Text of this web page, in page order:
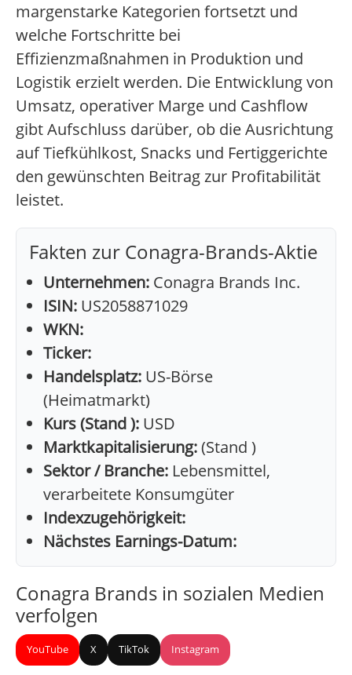
margenstarke Kategorien fortsetzt und
welche Fortschritte bei
Effizienzmaßnahmen in Produktion und
Logistik erzielt werden. Die Entwicklung von
Umsatz, operativer Marge und Cashflow
gibt Aufschluss darüber, ob die Ausrichtung
auf Tiefkühlkost, Snacks und Fertiggerichte
den gewünschten Beitrag zur Profitabilität
leistet.
Fakten zur Conagra-Brands-Aktie
Unternehmen: Conagra Brands Inc.
ISIN: US2058871029
WKN:
Ticker:
Handelsplatz: US-Börse
(Heimatmarkt)
Kurs (Stand ): USD
Marktkapitalisierung:(Stand )
Sektor / Branche: Lebensmittel,
verarbeitete Konsumgüter
Indexzugehörigkeit:
Nächstes Earnings-Datum:
Conagra Brands in sozialen Medien
verfolgen
YouTube X TikTok Instagram